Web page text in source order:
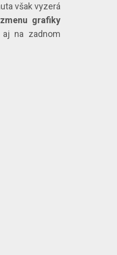
však vyzerá
zmenu grafiky
na zadnom